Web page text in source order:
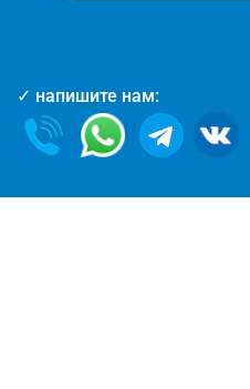
✓ напишите нам: